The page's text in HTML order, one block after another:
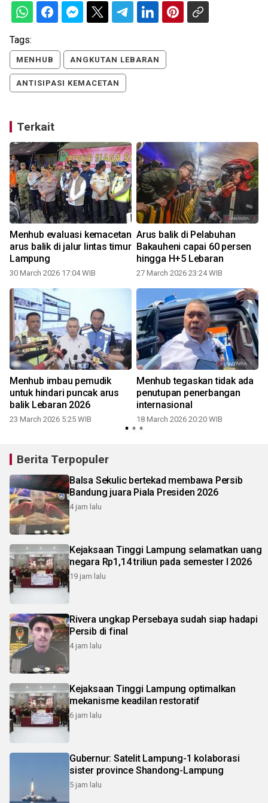
Tags:
MENHUB ANGKUTAN LEBARAN
ANTISIPASI KEMACETAN
Terkait
Menhub evaluasi kemacetan
arus balik di jalur lintas timur
Lampung
30 March 2026 17:04 WIB
Arus balik di Pelabuhan
Bakauheni capai 60 persen
hingga H+5 Lebaran
27 March 2026 23:24 WIB
Menhub imbau pemudik
untuk hindari puncak arus
balik Lebaran 2026
23 March 2026 5:25 WIB
Menhub tegaskan tidak ada
penutupan penerbangan
internasional
18 March 2026 20:20 WIB
Berita Terpopuler
Balsa Sekulic bertekad membawa Persib
Bandung juara Piala Presiden 2026
4 jam lalu
Kejaksaan Tinggi Lampung selamatkan uang
negara Rp1,14 triliun pada semester I 2026
19 jam lalu
Rivera ungkap Persebaya sudah siap hadapi
Persib di final
4 jam lalu
Kejaksaan Tinggi Lampung optimalkan
mekanisme keadilan restoratif
6 jam lalu
Gubernur: Satelit Lampung-1 kolaborasi
sister province Shandong-Lampung
5 jam lalu